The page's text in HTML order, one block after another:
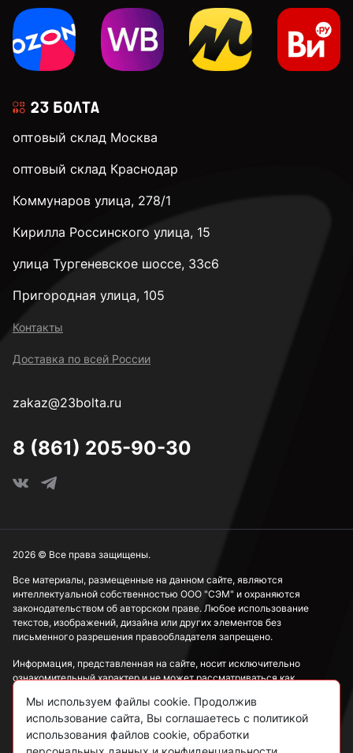
оптовый склад Москва
оптовый склад Краснодар
Коммунаров улица, 278/1
Кирилла Россинского улица, 15
улица Тургеневское шоссе, 33с6
Пригородная улица, 105
Контакты
Доставка по всей России
zakaz@23bolta.ru
8 (861) 205-90-30
Все материалы, размещенные на данном сайте, являются
интеллектуальной собственностью ООО "СЭМ" и охраняются
законодательством об авторском праве. Любое использование
текстов, изображений, дизайна или других элементов без
письменного разрешения правообладателя запрещено.
Информация, представленная на сайте, носит исключительно
ознакомительный характер и не может рассматриваться как
Политика конфиденциальности
2026 © Все права защищены.
Мы используем файлы cookie. Продолжив
использование сайта, Вы соглашаетесь с политикой
использования файлов cookie, обработки